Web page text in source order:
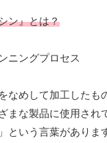
ン』とは？
ニングプロセス
なめして加工したも
まな製品に使用され
という言葉がありま